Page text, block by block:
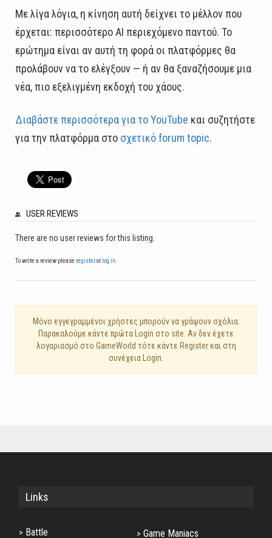
Με λίγα λόγια, η κίνηση αυτή δείχνει το μέλλον που
έρχεται: περισσότερο AI περιεχόμενο παντού. Το
ερώτημα είναι αν αυτή τη φορά οι πλατφόρμες θα
προλάβουν να το ελέγξουν — ή αν θα ξαναζήσουμε μια
νέα, πιο εξελιγμένη εκδοχή του χάους.
Διαβάστε περισσότερα για το YouTube και συζητήστε
για την πλατφόρμα στο σχετικό forum topic.
USER REVIEWS
There are no user reviews for this listing.
To write a review please registeror log in
Mόνο εγγεγραμμένοι χρήστες μπορούν να γράψουν σχόλια.
Παρακαλούμε κάντε πρώτα Login στο site. Αν δεν έχετε
λογαριασμό στο GameWorld τότε κάντε Register και στη
συνέχεια Login.
Links
Battle Game Maniacs